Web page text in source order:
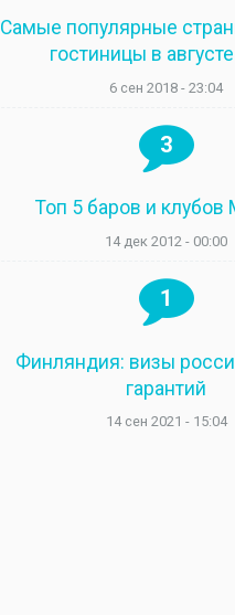
Самые популярные
гостиницы в
6 сен 2018 - 23:04
3
Топ 5 баров и клубов
14 дек 2012 - 00:00
1
Финляндия: визы
гарантий
14 сен 2021 - 15:04